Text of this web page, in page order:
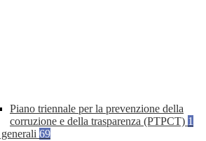
Piano triennale per la prevenzione della
corruzione e della trasparenza (PTPCT) 1
69